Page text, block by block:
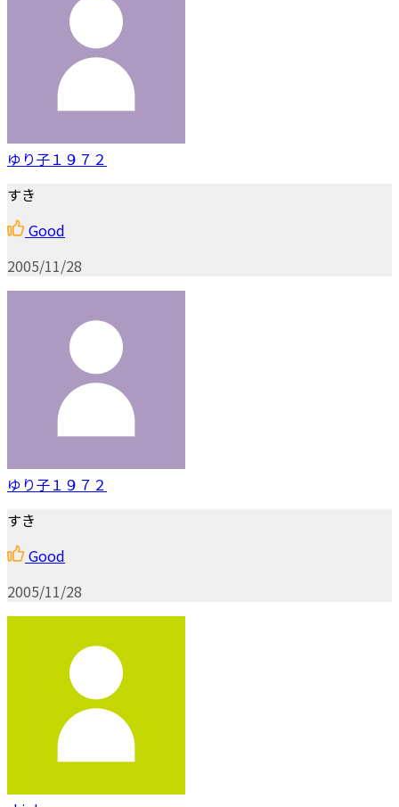
ゆり子１９７２
すき
Good
2005/11/28
ゆり子１９７２
すき
Good
2005/11/28